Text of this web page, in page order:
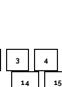
3 4
14 15